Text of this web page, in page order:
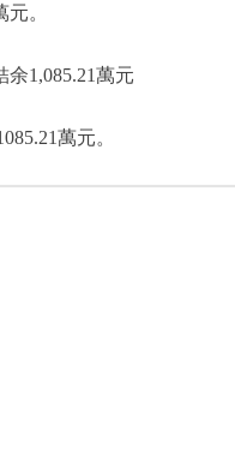
。
1,085.21萬元
萬元。